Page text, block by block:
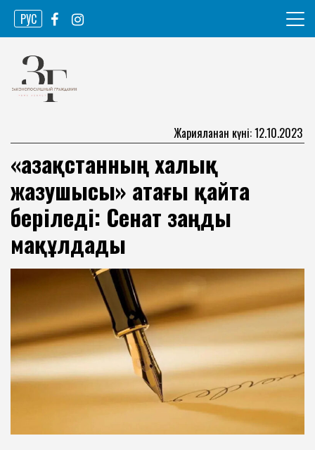
Skip
content
РУС
Законопослушный гражданин
Жарияланған күні: 12.10.2023
«Қазақстанның халық
жазушысы» атағы қайта
беріледі: Сенат заңды
мақұлдады